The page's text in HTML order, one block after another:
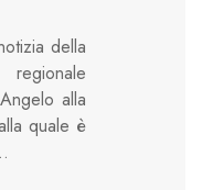
della
alla
quale è